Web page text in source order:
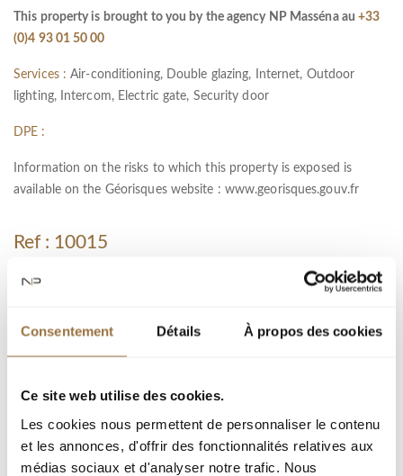
Consentement Détails À propos des cookies
Ce site web utilise des cookies.
Les cookies nous permettent de personnaliser le contenu
et les annonces, d'offrir des fonctionnalités relatives aux
médias sociaux et d'analyser notre trafic. Nous
This property is brought to you by the agency NP Masséna au+33
(0)4 93 01 50 00
Services : Air-conditioning, Double glazing, Internet, Outdoor
lighting, Intercom, Electric gate, Security door
DPE :
Information on the risks to which this property is exposed is
available on the Géorisques website : www.georisques.gouv.fr
Ref : 10015
Garage(s) : 1